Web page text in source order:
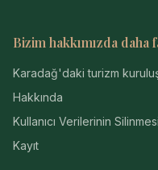
Bizim hakkımızda daha
Karadağ'daki turizm
Hakkında
Kullanıcı Verilerinin
Kayıt